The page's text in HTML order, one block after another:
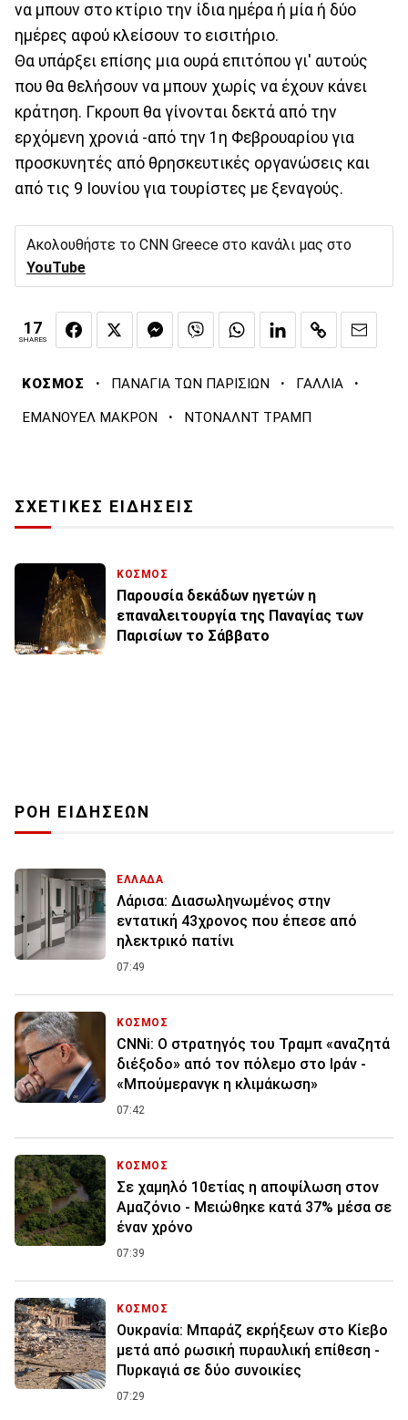
να μπουν στο κτίριο την ίδια ημέρα ή μία ή δύο
ημέρες αφού κλείσουν το εισιτήριο.
Θα υπάρξει επίσης μια ουρά επιτόπου γι' αυτούς
που θα θελήσουν να μπουν χωρίς να έχουν κάνει
κράτηση. Γκρουπ θα γίνονται δεκτά από την
ερχόμενη χρονιά -από την 1η Φεβρουαρίου για
προσκυνητές από θρησκευτικές οργανώσεις και
από τις 9 Ιουνίου για τουρίστες με ξεναγούς.
Ακολουθήστε το CNN Greece στο κανάλι μας στο
YouTube
17
SHARES
ΚΟΣΜΟΣ · ΠΑΝΑΓΙΑ ΤΩΝ ΠΑΡΙΣΙΩΝ · ΓΑΛΛΙΑ ·
ΕΜΑΝΟΥΕΛ ΜΑΚΡΟΝ · ΝΤΟΝΑΛΝΤ ΤΡΑΜΠ
ΣΧΕΤΙΚΕΣ ΕΙΔΗΣΕΙΣ
ΚΟΣΜΟΣ
Παρουσία δεκάδων ηγετών η
επαναλειτουργία της Παναγίας των
Παρισίων το Σάββατο
ΡΟΗ ΕΙΔΗΣΕΩΝ
ΕΛΛΑΔΑ
Λάρισα: Διασωληνωμένος στην
εντατική 43χρονος που έπεσε από
ηλεκτρικό πατίνι
07:49
ΚΟΣΜΟΣ
CNNi: Ο στρατηγός του Τραμπ «αναζητά
διέξοδο» από τον πόλεμο στο Ιράν -
«Μπούμερανγκ η κλιμάκωση»
07:42
ΚΟΣΜΟΣ
Σε χαμηλό 10ετίας η αποψίλωση στον
Αμαζόνιο - Μειώθηκε κατά 37% μέσα σε
έναν χρόνο
07:39
ΚΟΣΜΟΣ
Ουκρανία: Μπαράζ εκρήξεων στο Κίεβο
μετά από ρωσική πυραυλική επίθεση -
Πυρκαγιά σε δύο συνοικίες
07:29